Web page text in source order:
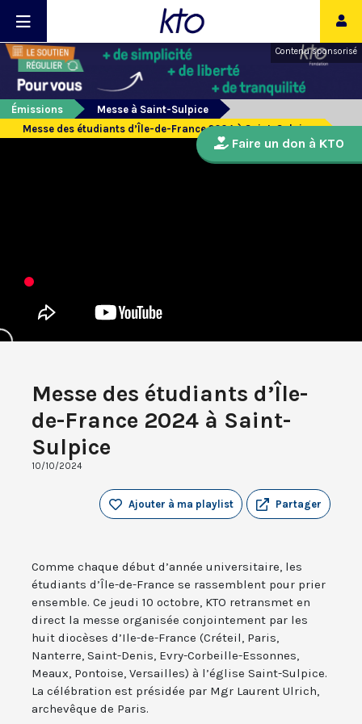
Contenu sponsorisé
Émissions
Messe à Saint-Sulpice
Messe des étudiants d’Île-de-France 2024 à Saint-Sulpice
Messe des étudiants d’Île-
de-France 2024 à Saint-
Sulpice
10/10/2024
Partager
Ajouter à ma playlist
Comme chaque début d’année universitaire, les
étudiants d’Île-de-France se rassemblent pour prier
ensemble. Ce jeudi 10 octobre, KTO retransmet en
direct la messe organisée conjointement par les
huit diocèses d’Ile-de-France (Créteil, Paris,
Nanterre, Saint-Denis, Evry-Corbeille-Essonnes,
Meaux, Pontoise, Versailles) à l’église Saint-Sulpice.
La célébration est présidée par Mgr Laurent Ulrich,
archevêque de Paris.
Faire un don à KTO